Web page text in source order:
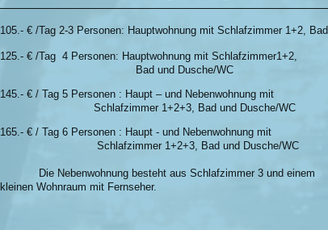
105.- € /Tag 2-3 Personen: Hauptwohnung mit Schlafzimmer 1+2, Bad
125.- € /Tag 4 Personen: Hauptwohnung mit Schlafzimmer1+2,
Bad und Dusche/WC
145.- € / Tag 5 Personen : Haupt – und Nebenwohnung mit
Schlafzimmer 1+2+3, Bad und Dusche/WC
165.- € / Tag 6 Personen : Haupt - und Nebenwohnung mit
Schlafzimmer 1+2+3, Bad und Dusche/WC
Die Nebenwohnung besteht aus Schlafzimmer 3 und einem
kleinen Wohnraum mit Fernseher.